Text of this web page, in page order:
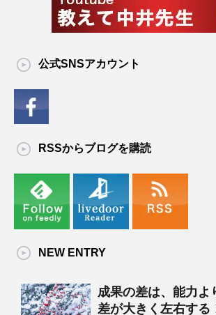
公式SNSアカウント
RSSからブログを購読
NEW ENTRY
成果の差は、能力よ
差が大きく左右する